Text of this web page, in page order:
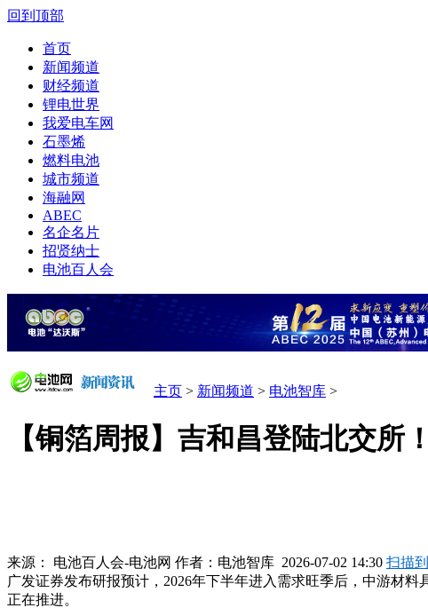
回到顶部
首页
新闻频道
财经频道
锂电世界
我爱电车网
石墨烯
燃料电池
城市频道
海融网
ABEC
名企名片
招贤纳士
电池百人会
主页 > 新闻频道 > 电池智库 >
【铜箔周报】吉和昌登陆北交所
来源： 电池百人会-电池网 作者： 电池智库 2026-07-02 14:30 扫描
广发证券发布研报预计，2026年下半年进入需求旺季后，中游材
正在推进。